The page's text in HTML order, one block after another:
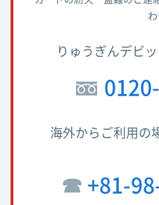
りゅうぎんデビ
海外からご利用の
☎︎ +81-